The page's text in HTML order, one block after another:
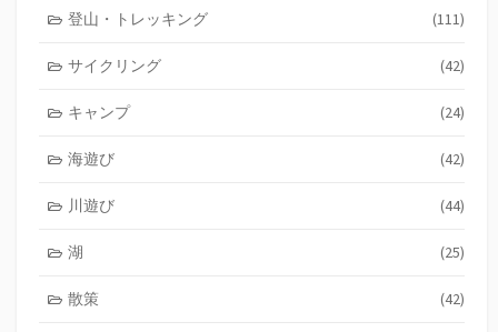
登山・トレッキング (111)
サイクリング (42)
キャンプ (24)
海遊び (42)
川遊び (44)
湖 (25)
散策 (42)